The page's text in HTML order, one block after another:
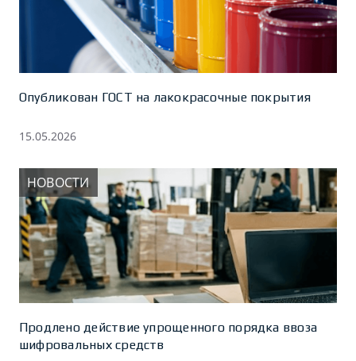
Опубликован ГОСТ на лакокрасочные покрытия
15.05.2026
НОВОСТИ
Продлено действие упрощенного порядка ввоза
шифровальных средств